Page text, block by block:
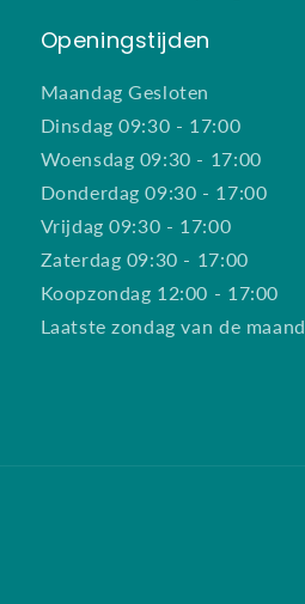
Openingstijden
Maandag Gesloten
Dinsdag 09:30 - 17:00
Woensdag 09:30 - 17:00
Donderdag 09:30 - 17:00
Vrijdag 09:30 - 17:00
Zaterdag 09:30 - 17:00
Koopzondag 12:00 - 17:00
Laatste zondag van de maand